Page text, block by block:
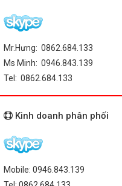
Mr.Hưng: 0862.684.133
Ms Minh: 0946.843.139
Tel: 0862.684.133
Kinh doanh phân phối
Mobile: 0946.843.139